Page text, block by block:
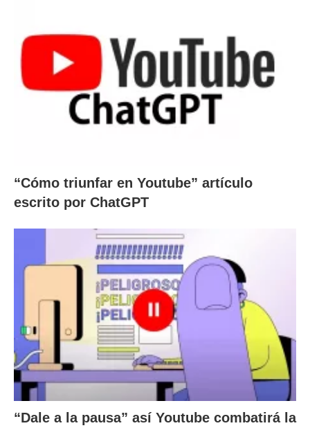
“Cómo triunfar en Youtube” artículo
escrito por ChatGPT
“Dale a la pausa” así Youtube combatirá la